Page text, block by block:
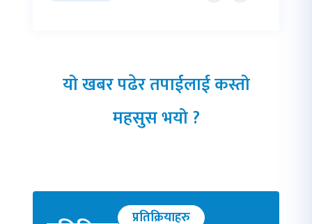
यो खबर पढेर तपाईलाई कस्तो
महसुस भयो ?
प्रतिक्रियाहरु